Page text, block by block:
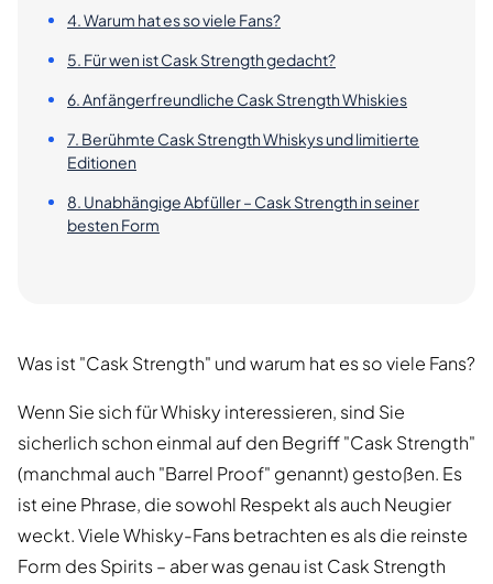
4. Warum hat es so viele Fans?
5. Für wen ist Cask Strength gedacht?
6. Anfängerfreundliche Cask Strength Whiskies
7. Berühmte Cask Strength Whiskys und limitierte
Editionen
8. Unabhängige Abfüller – Cask Strength in seiner
besten Form
Was ist "Cask Strength" und warum hat es so viele Fans?
Wenn Sie sich für Whisky interessieren, sind Sie
sicherlich schon einmal auf den Begriff "Cask Strength"
(manchmal auch "Barrel Proof" genannt) gestoßen. Es
ist eine Phrase, die sowohl Respekt als auch Neugier
weckt. Viele Whisky-Fans betrachten es als die reinste
Form des Spirits – aber was genau ist Cask Strength